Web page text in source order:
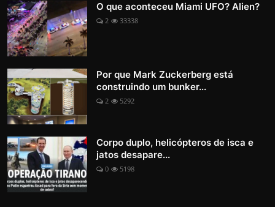
O que aconteceu Miami UFO? Alien?
2 33338
Por que Mark Zuckerberg está
construindo um bunker...
2 5292
Corpo duplo, helicópteros de isca e
jatos desapare...
0 5198